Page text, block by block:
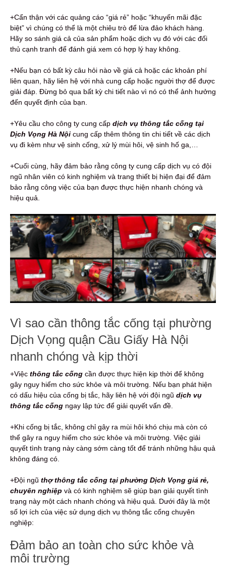
+Cẩn thận với các quảng cáo “giá rẻ” hoặc “khuyến mãi đặc
biệt” vì chúng có thể là một chiêu trò để lừa đảo khách hàng.
Hãy so sánh giá cả của sản phẩm hoặc dịch vụ đó với các đối
thủ cạnh tranh để đánh giá xem có hợp lý hay không.
+Nếu bạn có bất kỳ câu hỏi nào về giá cả hoặc các khoản phí
liên quan, hãy liên hệ với nhà cung cấp hoặc người thợ để được
giải đáp. Đừng bỏ qua bất kỳ chi tiết nào vì nó có thể ảnh hưởng
đến quyết định của bạn.
+Yêu cầu cho công ty cung cấp dịch vụ thông tắc cống tại
Dịch Vọng Hà Nội cung cấp thêm thông tin chi tiết về các dịch
vụ đi kèm như vệ sinh cống, xử lý mùi hôi, vệ sinh hố ga,…
+Cuối cùng, hãy đảm bảo rằng công ty cung cấp dịch vụ có đội
ngũ nhân viên có kinh nghiệm và trang thiết bị hiện đại để đảm
bảo rằng công việc của bạn được thực hiện nhanh chóng và
hiệu quả.
Vì sao cần thông tắc cống tại phường
Dịch Vọng quận Cầu Giấy Hà Nội
nhanh chóng và kịp thời
+Việc thông tắc cống cần được thực hiện kịp thời để không
gây nguy hiểm cho sức khỏe và môi trường. Nếu bạn phát hiện
có dấu hiệu của cống bị tắc, hãy liên hệ với đội ngũ dịch vụ
thông tắc cống ngay lập tức để giải quyết vấn đề.
+Khi cống bị tắc, không chỉ gây ra mùi hôi khó chịu mà còn có
thể gây ra nguy hiểm cho sức khỏe và môi trường. Việc giải
quyết tình trạng này càng sớm càng tốt để tránh những hậu quả
không đáng có.
+Đội ngũ thợ thông tắc cống tại phường Dịch Vọng giá rẻ,
chuyên nghiệp và có kinh nghiệm sẽ giúp bạn giải quyết tình
trạng này một cách nhanh chóng và hiệu quả. Dưới đây là một
số lợi ích của việc sử dụng dịch vụ thông tắc cống chuyên
nghiệp:
Đảm bảo an toàn cho sức khỏe và
môi trường